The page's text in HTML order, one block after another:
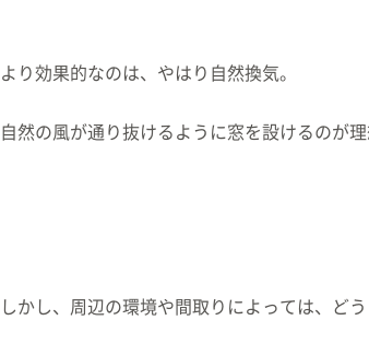
より効果的なのは、やはり自然換気。
自然の風が通り抜けるように窓を設けるのが理
しかし、周辺の環境や間取りによっては、ど